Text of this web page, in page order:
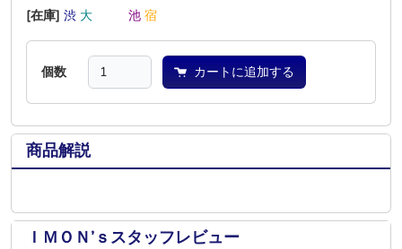
[在庫] 渋 大 池 宿
個数 カートに追加する
商品解説
ＩＭＯＮ’ｓスタッフレビュー